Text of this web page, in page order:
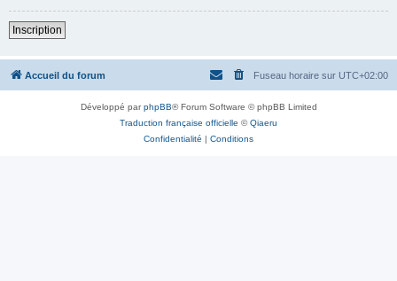
Inscription
Accueil du forum Fuseau horaire sur UTC+02:00
Développé parphpBB® Forum Software © phpBB Limited
Traduction française officielle ©Qiaeru
Confidentialité | Conditions